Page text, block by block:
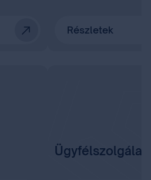
Részletek
Ügyfélszolgálat